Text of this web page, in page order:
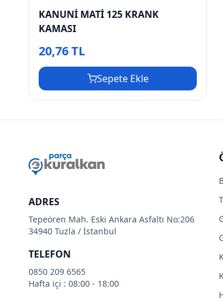
KANUNİ MATİ 125 KRANK
KAMASI
20,76 TL
Sepete Ekle
ADRES
Tepeören Mah. Eski Ankara Asfaltı No:206
34940 Tuzla / İstanbul
TELEFON
0850 209 6565
Hafta içi : 08:00 - 18:00